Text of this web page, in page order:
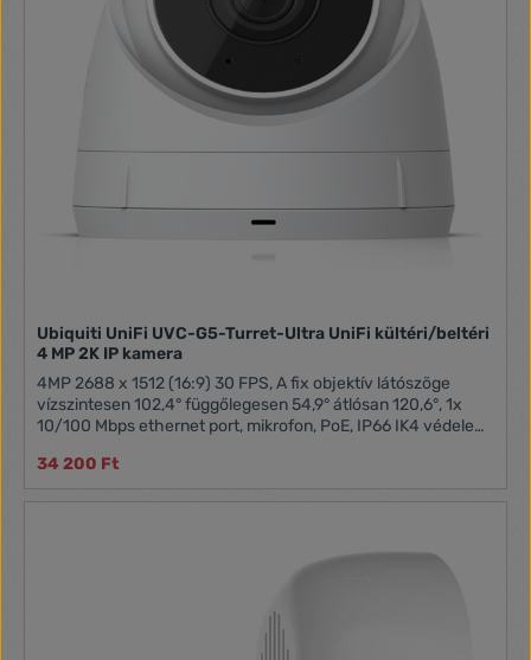
Ubiquiti UniFi UVC-G5-Turret-Ultra UniFi kültéri/beltéri
4 MP 2K IP kamera
4MP 2688 x 1512 (16:9) 30 FPS, A fix objektív látószöge
vízszintesen 102,4° függőlegesen 54,9° átlósan 120,6°, 1x
10/100 Mbps ethernet port, mikrofon, PoE, IP66 IK4 védelem,
ötvözet, UV-stabilizált polikarbonát , PoE TÁPEGYSÉGET A
CSOMAG NEM TARTALMAZZA!
34 200 Ft